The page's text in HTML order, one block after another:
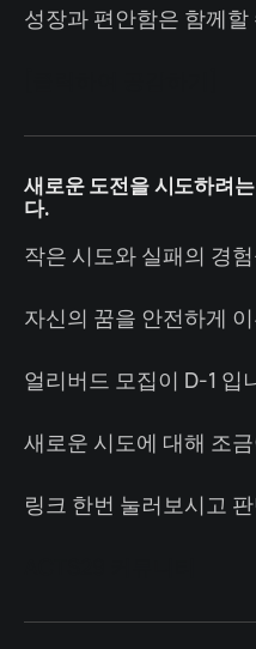
성장과 편안함은 함께
새로운 도전을 시도하려
다.
작은 시도와 실패의 경
자신의 꿈을 안전하게
얼리버드 모집이 D-1 입
새로운 시도에 대해 조
링크 한번 눌러보시고